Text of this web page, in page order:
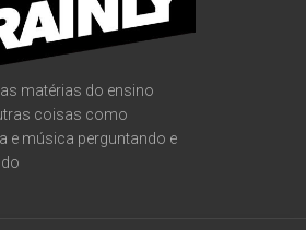
matérias do ensino
coisas como
e música perguntando e